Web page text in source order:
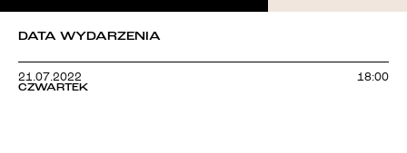
DATA WYDARZENIA
21.07.2022
CZWARTEK
18:00